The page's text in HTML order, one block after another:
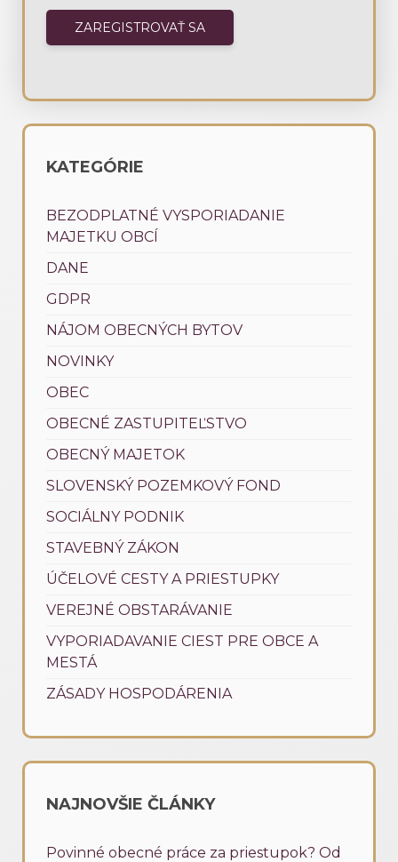
KATEGÓRIE
BEZODPLATNÉ VYSPORIADANIE
MAJETKU OBCÍ
DANE
GDPR
NÁJOM OBECNÝCH BYTOV
NOVINKY
OBEC
OBECNÉ ZASTUPITEĽSTVO
OBECNÝ MAJETOK
SLOVENSKÝ POZEMKOVÝ FOND
SOCIÁLNY PODNIK
STAVEBNÝ ZÁKON
ÚČELOVÉ CESTY A PRIESTUPKY
VEREJNÉ OBSTARÁVANIE
VYPORIADAVANIE CIEST PRE OBCE A
MESTÁ
ZÁSADY HOSPODÁRENIA
NAJNOVŠIE ČLÁNKY
Povinné obecné práce za priestupok? Od